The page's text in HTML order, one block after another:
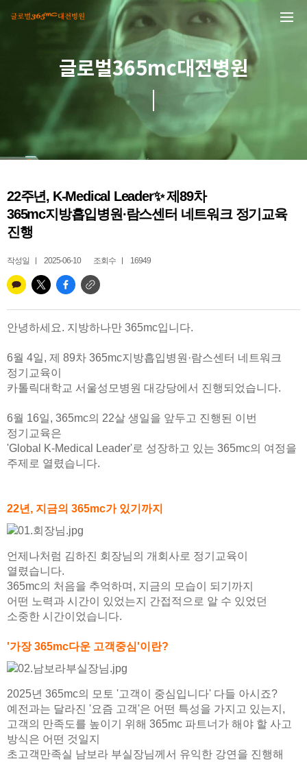
글로벌365mc대전병원
22주년, K-Medical Leader✨ 제89차
365mc지방흡입병원∙람스센터 네트워크 정기교육
진행
작성일 2025-06-10 조회수 16949
안녕하세요. 지방하나만 365mc입니다.
6월 4일, 제 89차 365mc지방흡입병원·람스센터 네트워크
정기교육이
카톨릭대학교 서울성모병원 대강당에서 진행되었습니다.
6월 16일, 365mc의 22살 생일을 앞두고 진행된 이번
정기교육은
'Global K-Medical Leader'로 성장하고 있는 365mc의 여정을
주제로 열렸습니다.
22년, 지금의 365mc가 있기까지
언제나처럼 김하진 회장님의 개회사로 정기교육이
열렸습니다.
365mc의 처음을 추억하며, 지금의 모습이 되기까지
어떤 노력과 시간이 있었는지 간접적으로 알 수 있었던
소중한 시간이었습니다.
'가장 365mc다운 고객중심'이란?
2025년 365mc의 모토 '고객이 중심입니다' 다들 아시죠?
예전과는 달라진 '요즘 고객'은 어떤 특성을 가지고 있는지,
고객의 만족도를 높이기 위해 365mc 파트너가 해야 할 사고
방식은 어떤 것일지
초고객만족실 남보라 부실장님께서 유익한 강연을 진행해